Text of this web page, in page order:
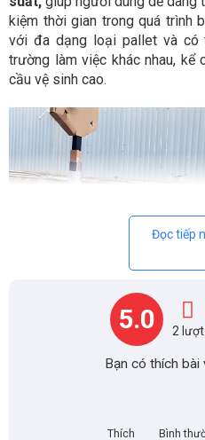
kiệm thời gian trong quá trình
với đa dạng loại pallet và có
trường làm việc khác nhau, kể
cầu vệ sinh cao.
Tổng quan về Xe
Đọc tiếp
5.0 2
Bạn có thích bài
Thích Bình